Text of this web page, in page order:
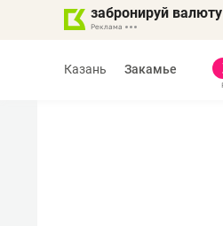
забронируй валюту
Казань Закамье